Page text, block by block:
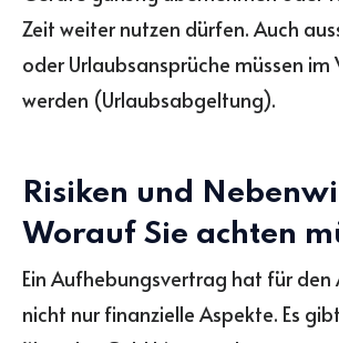
Zeit weiter nutzen dürfen. Auch
oder Urlaubsansprüche müssen
werden (Urlaubsabgeltung).
Risiken und
Worauf Sie achten
Ein Aufhebungsvertrag hat für
nicht nur finanzielle Aspekte. Es